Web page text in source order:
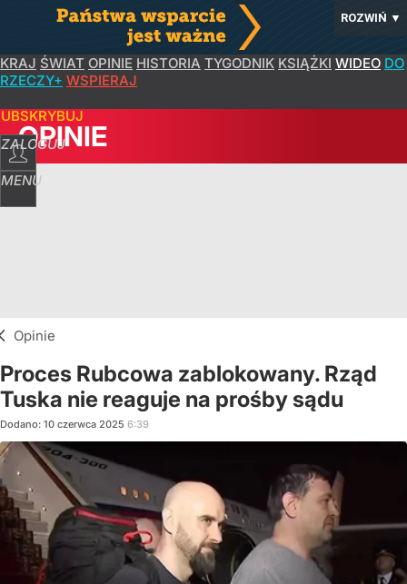
ROZWIŃ ▼
KRAJ ŚWIAT OPINIE HISTORIA TYGODNIK KSIĄŻKI WIDEO DO
RZECZY+ WSPIERAJ
ZALOGUJ
MENU
OPINIE
Opinie
Proces Rubcowa zablokowany. Rząd
Tuska nie reaguje na prośby sądu
Dodano: 10 czerwca 2025 6:39